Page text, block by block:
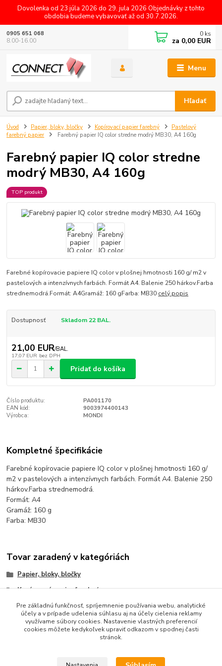
Dovolenka od 23 júla 2026 do 29. jula 2026 Objednávky z tohto
obdobia budeme vybavovať až od 30.7.2026.
Menu
Hľadať
0905 651 068
8.00-16.00
0 ks
za 0,00 EUR
Úvod Papier, bloky, bločky Kopírovací papier farebný
Pastelový
farebný papier
Farebný papier IQ color stredne modrý MB30, A4 160g
Farebný papier IQ color stredne
modrý MB30, A4 160g
TOP produkt
Farebné kopírovacie papiere IQ color v plošnej hmotnosti 160 g/ m2 v
pastelových a intenzívnych farbách. Formát A4. Balenie 250 hárkov.Farba
strednemodrá.Formát: A4Gramáž: 160 gFarba: MB30 celý popis
Dostupnosť Skladom 22 BAL.
21,00 EUR/BAL.
17,07 EUR bez DPH
Pridať do košíka
Číslo produktu:
PA001170
EAN kód:
9003974400143
Výrobca:
MONDI
Kompletné špecifikácie
Farebné kopírovacie papiere IQ color v plošnej hmotnosti 160 g/
m2 v pastelových a intenzívnych farbách. Formát A4. Balenie 250
hárkov.Farba strednemodrá.
Formát: A4
Gramáž: 160 g
Farba: MB30
Tovar zaradený v kategóriách
Papier, bloky, bločky
Kopírovací papier farebný
Kopírovací papier farebný
Pastelový farebný papier
Pre základnú funkčnosť, spríjemnenie používania webu, analytické
účely a v prípade udelenia súhlasu aj na účely cielenia reklamy
využívame súbory cookies. Nastavenie vlastných preferencií
cookies môžete kedykoľvek upraviť odkazom v spodnej časti
stránok.